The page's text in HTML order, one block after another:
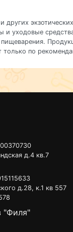
и других экзотических
и уходовые
пищеварения.
только по
д.4 кв.7
д.28, к.1 кв 557
"Филя"